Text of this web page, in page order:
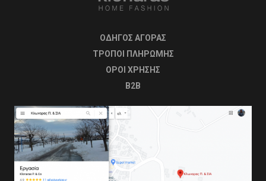
ΟΔΗΓΟΣ ΑΓΟΡΑΣ
ΤΡΟΠΟΙ ΠΛΗΡΩΜΗΣ
OΡΟΙ ΧΡΗΣΗΣ
B2B